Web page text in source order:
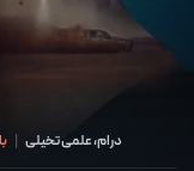
درام، علمی تخیلی |